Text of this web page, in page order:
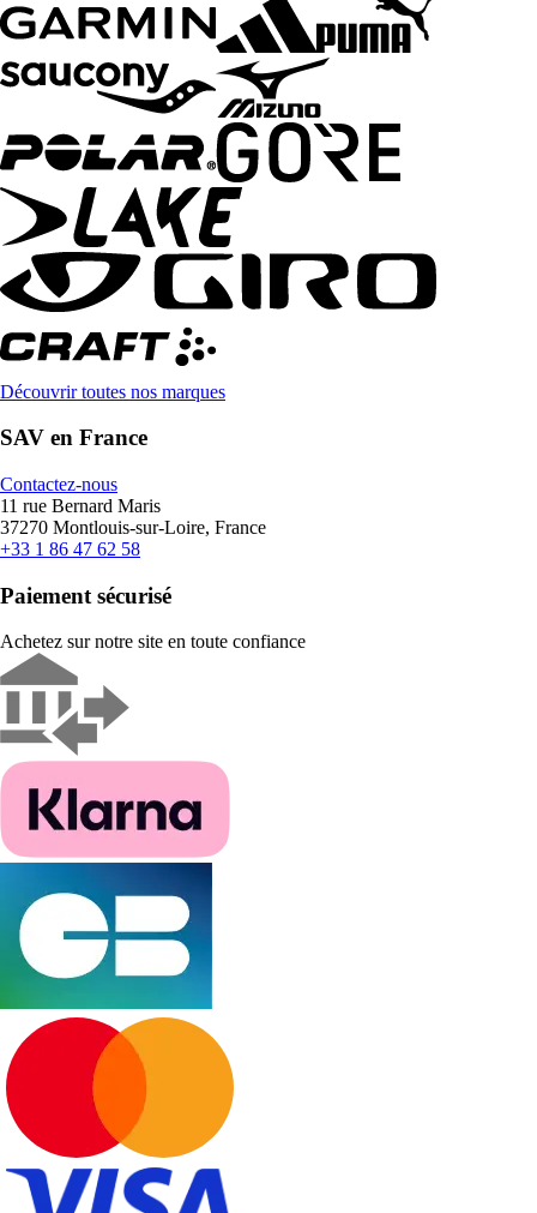
Découvrir toutes nos marques
SAV en France
Contactez-nous
11 rue Bernard Maris
37270 Montlouis-sur-Loire, France
+33 1 86 47 62 58
Paiement sécurisé
Achetez sur notre site en toute confiance